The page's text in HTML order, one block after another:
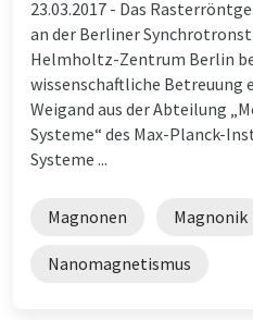
23.03.2017 - Das
an der Berliner
Helmholtz-Zentrum Berlin
wissenschaftliche Betreuung
Weigand aus der Abteilung
Systeme“ des Max-Planck-
Systeme ...
Magnonen Magnonik
Nanomagnetismus